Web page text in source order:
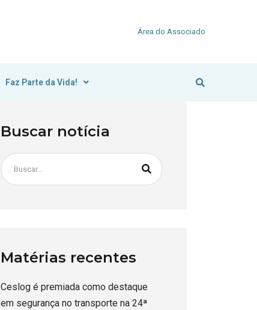
Área do Associado
Faz Parte da Vida!
Buscar notícia
Matérias recentes
Ceslog é premiada como destaque
em segurança no transporte na 24ª